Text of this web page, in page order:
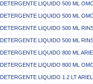
DETERGENTE LIQUIDO 500 ML
DETERGENTE LIQUIDO 500 ML
DETERGENTE LIQUIDO 500 ML
DETERGENTE LIQUIDO 500 ML
DETERGENTE LIQUIDO 800 ML
DETERGENTE LIQUIDO 800 ML
DETERGENTE LIQUIDO 1.2 LT